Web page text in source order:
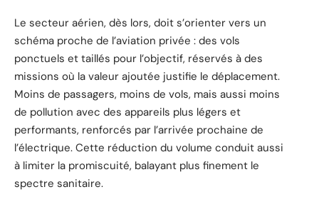
Le secteur aérien, dès lors, doit s’orienter vers un
schéma proche de l’aviation privée : des vols
ponctuels et taillés pour l’objectif, réservés à des
missions où la valeur ajoutée justifie le déplacement.
Moins de passagers, moins de vols, mais aussi moins
de pollution avec des appareils plus légers et
performants, renforcés par l’arrivée prochaine de
l’électrique. Cette réduction du volume conduit aussi
à limiter la promiscuité, balayant plus finement le
spectre sanitaire.